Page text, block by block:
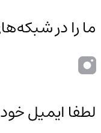
ما را در
لطفا ایمیل خود